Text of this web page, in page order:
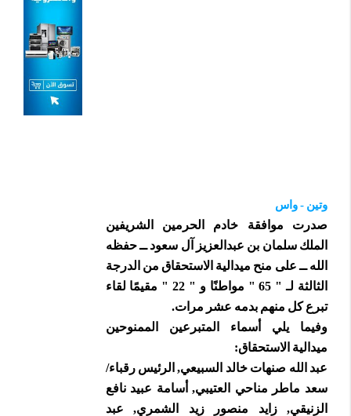
وتين - واس
صدرت موافقة خادم الحرمين الشريفين
الملك سلمان بن عبدالعزيز آل سعود ــ حفظه
الله ــ على منح ميدالية الاستحقاق من الدرجة
الثالثة لـ " 65 " مواطنًا و " 22 " مقيمًا لقاء
تبرع كل منهم بدمه عشر مرات.
وفيما يلي أسماء المتبرعين الممنوحين
ميدالية الاستحقاق:
عبد الله صنهات خالد السبيعي, الرئيس رقباء/
سعد ماطر مناحي العتيبي, أسامة عبيد نافع
الزنيقي, زايد منصور زيد الشمري, عبد